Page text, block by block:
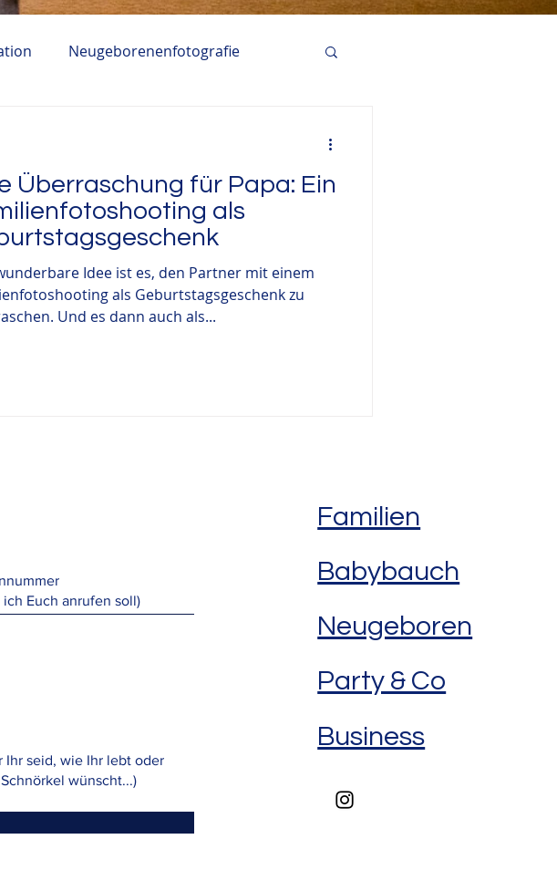
Neugeborenenfotografie
Weihnachten Outdoorshooting
Überraschung für Papa: Ein
als
Idee ist es, den Partner mit einem
als Geburtstagsgeschenk zu
Und es dann auch als...
Familien
Babybauch
Neugeboren
Party & Co
Business